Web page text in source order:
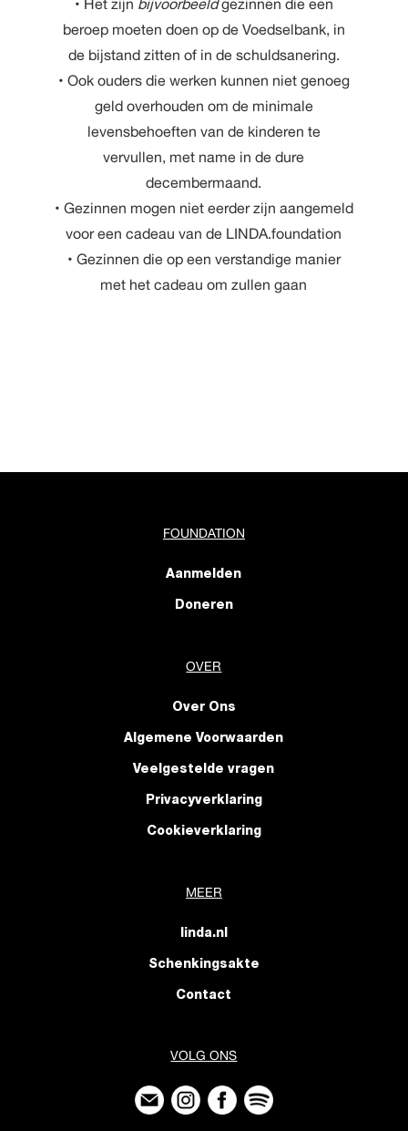
• Het zijn bijvoorbeeldgezinnen die een
beroep moeten doen op de Voedselbank, in
de bijstand zitten of in de schuldsanering.
• Ook ouders die werken kunnen niet genoeg
geld overhouden om de minimale
levensbehoeften van de kinderen te
vervullen, met name in de dure
decembermaand.
• Gezinnen mogen niet eerder zijn aangemeld
voor een cadeau van de LINDA.foundation
• Gezinnen die op een verstandige manier
met het cadeau om zullen gaan
FOUNDATION
Aanmelden
Doneren
OVER
Over Ons
Algemene Voorwaarden
Veelgestelde vragen
Privacyverklaring
Cookieverklaring
MEER
linda.nl
Schenkingsakte
Contact
VOLG ONS